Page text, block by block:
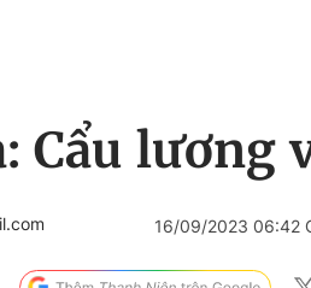
Cẩu lương
16/09/2023 06:42